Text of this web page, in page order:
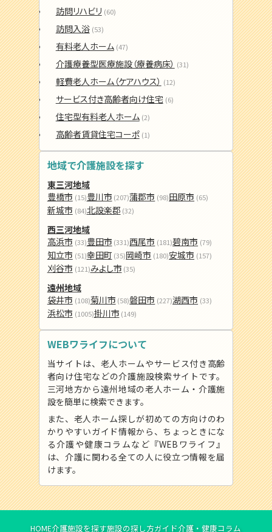
訪問リハビリ (60)
訪問入浴 (53)
有料老人ホーム (47)
介護療養型医療施設（療養病床） (31)
軽費老人ホーム（ケアハウス） (12)
サービス付き高齢者向け住宅 (6)
住宅型有料老人ホーム (2)
高齢者賃貸住宅コーポ (1)
地域で介護施設を探す
東三河地域
豊橋市 (15)豊川市 (207)蒲郡市 (98)田原市 (65)
新城市 (84)北設楽郡 (32)
西三河地域
高浜市 (33)豊田市 (331)西尾市 (181)碧南市 (79)
知立市 (51)幸田町 (35)岡崎市 (180)安城市 (157)
刈谷市 (121)みよし市 (35)
遠州地域
袋井市 (108)菊川市 (58)磐田市 (227)湖西市 (33)
浜松市 (1005)掛川市 (149)
WEBワライフについて
当サイトは、老人ホームやサービス付き高齢
者向け住宅などの介護施設検索サイトです。
三河地方から遠州地域の老人ホーム・介護施
設を簡単に検索できます。
また、老人ホーム探しが初めての方向けのわ
かりやすいガイド情報から、ちょっときにな
る介護や健康コラムなど『WEBワライフ』
は、介護に関わる全ての人に役立つ情報を届
けます。
HOME介護施設を探す施設の探し方ガイド介護・健康コラム